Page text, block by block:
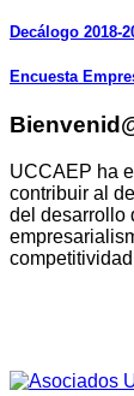
Decálogo 2018-
Encuesta
UCCAEP ha
contribuir al
del desarrollo